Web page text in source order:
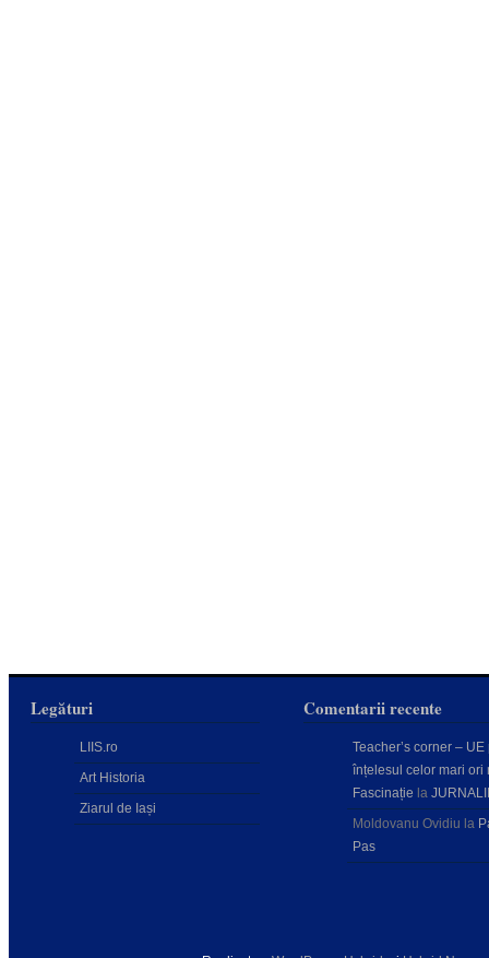
Legături
LIIS.ro
Art Historia
Ziarul de Iași
Comentarii recente
Teacher’s corner – UE
înțelesul celor mari ori
Fascinație la
Moldovanu Ovidiu la
Pas